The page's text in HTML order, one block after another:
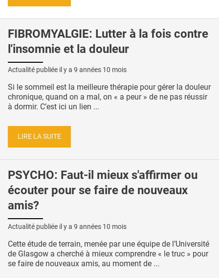
FIBROMYALGIE: Lutter à la fois contre
l'insomnie et la douleur
Actualité publiée il y a 9 années 10 mois
Si le sommeil est la meilleure thérapie pour gérer la douleur
chronique, quand on a mal, on « a peur » de ne pas réussir
à dormir. C’est ici un lien ...
LIRE LA SUITE
PSYCHO: Faut-il mieux s'affirmer ou
écouter pour se faire de nouveaux
amis?
Actualité publiée il y a 9 années 10 mois
Cette étude de terrain, menée par une équipe de l’Université
de Glasgow a cherché à mieux comprendre « le truc » pour
se faire de nouveaux amis, au moment de ...